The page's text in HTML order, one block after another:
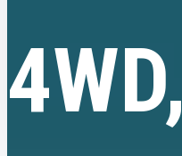
Авто з пробігом
Аксесуари
4WD,